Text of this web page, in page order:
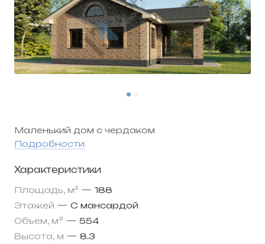
Маленький дом с чердаком
Подробности
Характеристики
Площадь, м² — 188
Этажей — С мансардой
Объем, м³ — 554
Высота, м — 8.3